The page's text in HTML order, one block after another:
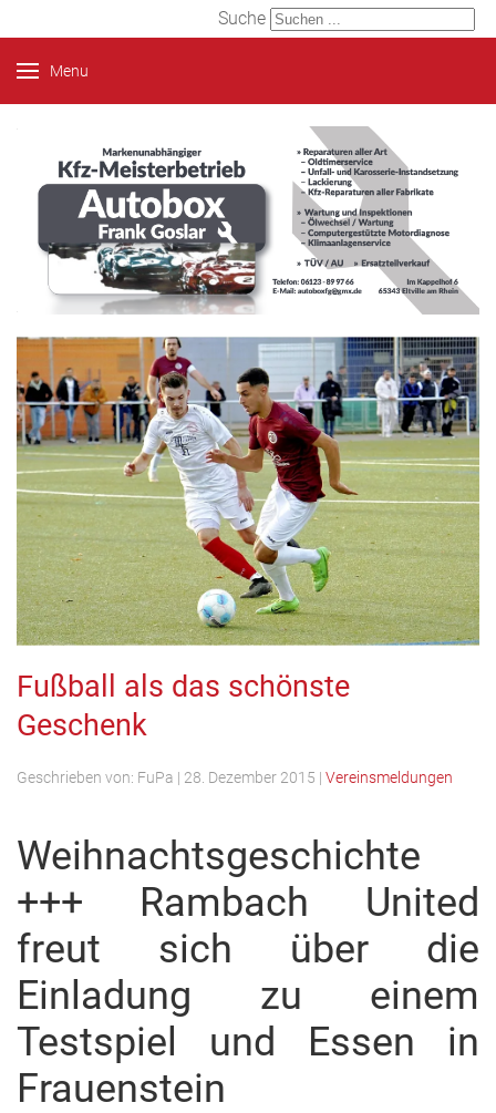
Suche
Menu
Fußball als das schönste
Geschenk
Geschrieben von: FuPa | 28. Dezember 2015 | Vereinsmeldungen
Weihnachtsgeschichte
+++ Rambach United
freut sich über die
Einladung zu einem
Testspiel und Essen in
Frauenstein